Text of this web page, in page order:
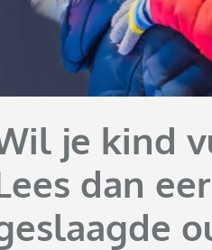
je kind
dan